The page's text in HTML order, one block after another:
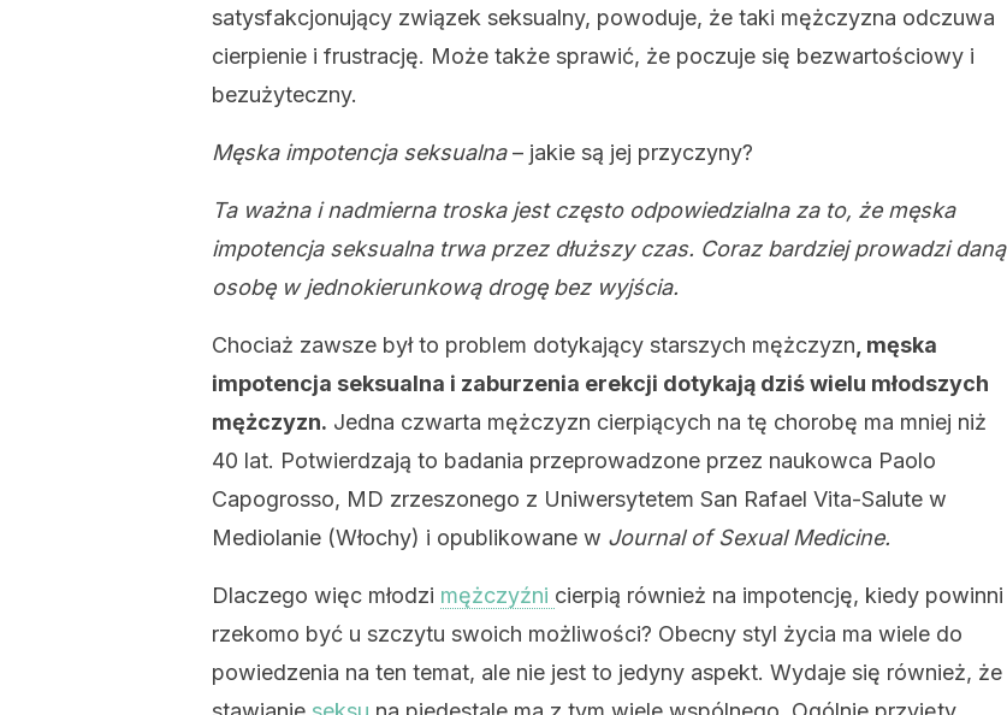
satysfakcjonujący związek seksualny, powoduje, że taki mężczyzna odczuwa
cierpienie i frustrację. Może także sprawić, że poczuje się bezwartościowy i
bezużyteczny.
Męska impotencja seksualna– jakie są jej przyczyny?
Ta ważna i nadmierna troska jest często odpowiedzialna za to, że męska
impotencja seksualna trwa przez dłuższy czas. Coraz bardziej prowadzi daną
osobę w jednokierunkową drogę bez wyjścia.
Chociaż zawsze był to problem dotykający starszych mężczyzn , męska
impotencja seksualna i zaburzenia erekcji dotykają dziś wielu młodszych
mężczyzn. Jedna czwarta mężczyzn cierpiących na tę chorobę ma mniej niż
40 lat. Potwierdzają to badania przeprowadzone przez naukowca Paolo
Capogrosso, MD zrzeszonego z Uniwersytetem San Rafael Vita-Salute w
Mediolanie (Włochy) i opublikowane w Journal of Sexual Medicine.
Dlaczego więc młodzi mężczyźni cierpią również na impotencję, kiedy powinni
rzekomo być u szczytu swoich możliwości? Obecny styl życia ma wiele do
powiedzenia na ten temat, ale nie jest to jedyny aspekt. Wydaje się również, że